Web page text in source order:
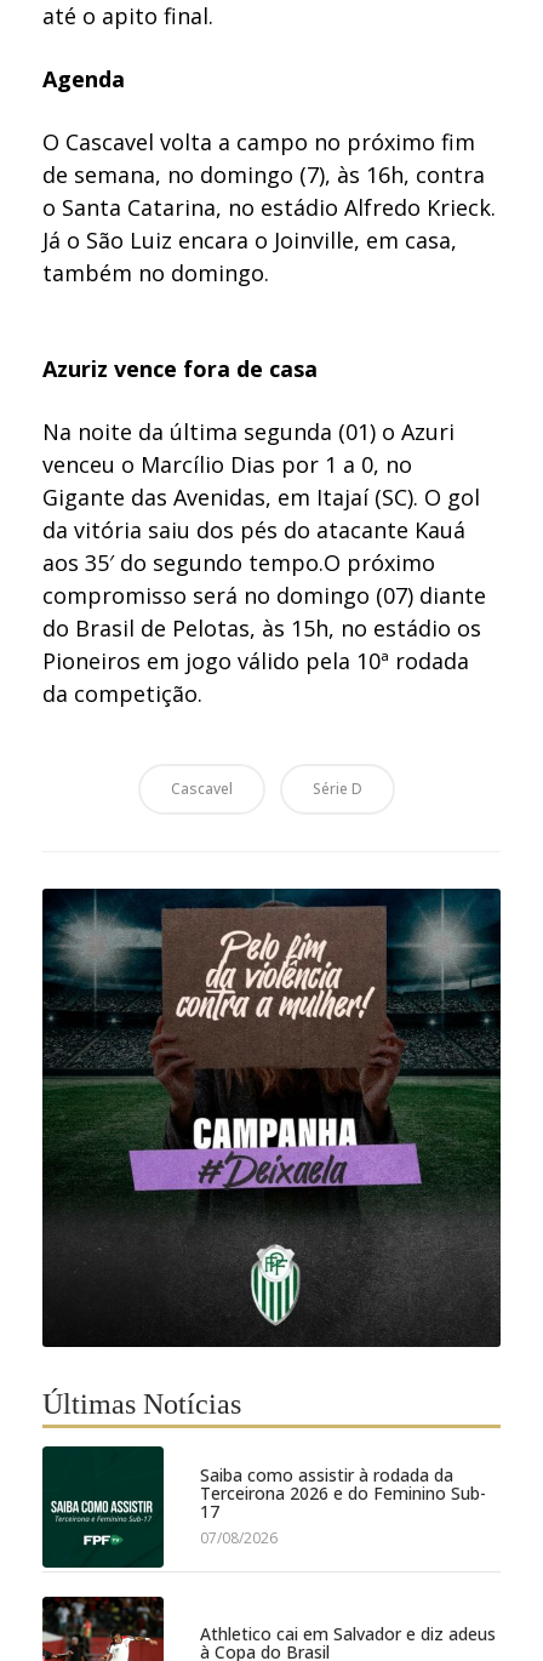
até o apito final.
Agenda
O Cascavel volta a campo no próximo fim
de semana, no domingo (7), às 16h, contra
o Santa Catarina, no estádio Alfredo Krieck.
Já o São Luiz encara o Joinville, em casa,
também no domingo.
Azuriz vence fora de casa
Na noite da última segunda (01) o Azuri
venceu o Marcílio Dias por 1 a 0, no
Gigante das Avenidas, em Itajaí (SC). O gol
da vitória saiu dos pés do atacante Kauá
aos 35′ do segundo tempo.O próximo
compromisso será no domingo (07) diante
do Brasil de Pelotas, às 15h, no estádio os
Pioneiros em jogo válido pela 10ª rodada
da competição.
Cascavel Série D
Últimas Notícias
Saiba como assistir à rodada da
Terceirona 2026 e do Feminino Sub-
17
07/08/2026
Athletico cai em Salvador e diz adeus
à Copa do Brasil